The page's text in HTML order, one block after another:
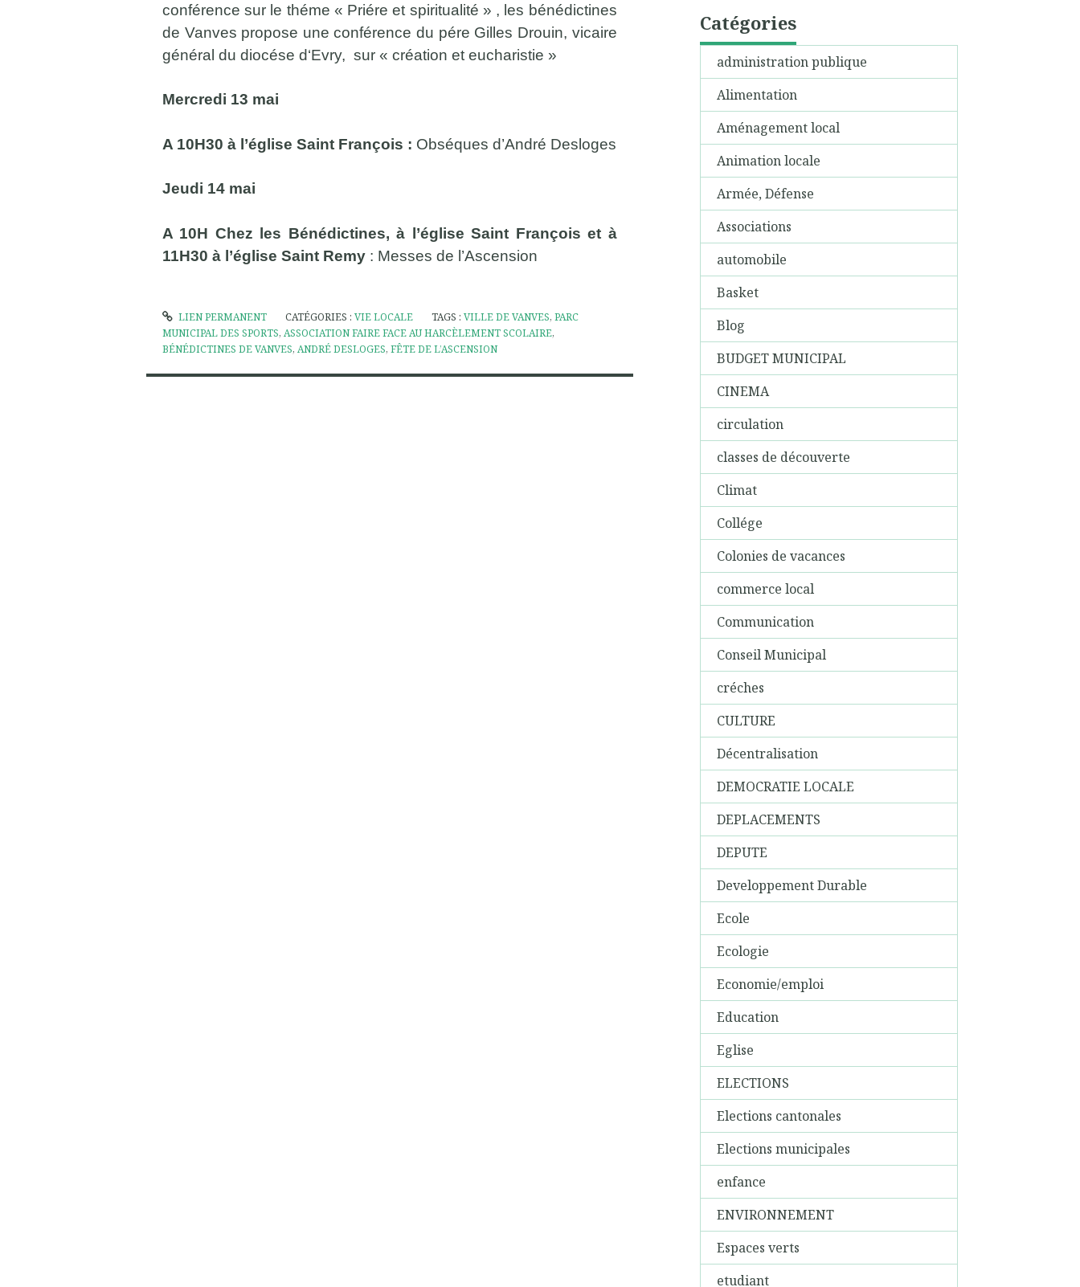
conférence sur le théme « Priére et spiritualité » , les bénédictines
de Vanves propose une conférence du pére Gilles Drouin, vicaire
général du diocése d‘Evry, sur « création et eucharistie »
Mercredi 13 mai
A 10H30 à l’église Saint François : Obséques d’André Desloges
Jeudi 14 mai
A 10H Chez les Bénédictines, à l’église Saint François et à
11H30 à l’église Saint Remy : Messes de l’Ascension
LIEN PERMANENT CATÉGORIES :VIE LOCALE TAGS :VILLE DE VANVES,PARC
MUNICIPAL DES SPORTS, ASSOCIATION FAIRE FACE AU HARCÈLEMENT SCOLAIRE,
BÉNÉDICTINES DE VANVES, ANDRÉ DESLOGES, FÊTE DE L’ASCENSION
Catégories
administration publique
Alimentation
Aménagement local
Animation locale
Armée, Défense
Associations
automobile
Basket
Blog
BUDGET MUNICIPAL
CINEMA
circulation
classes de découverte
Climat
Collége
Colonies de vacances
commerce local
Communication
Conseil Municipal
créches
CULTURE
Décentralisation
DEMOCRATIE LOCALE
DEPLACEMENTS
DEPUTE
Developpement Durable
Ecole
Ecologie
Economie/emploi
Education
Eglise
ELECTIONS
Elections cantonales
Elections municipales
enfance
ENVIRONNEMENT
Espaces verts
etudiant